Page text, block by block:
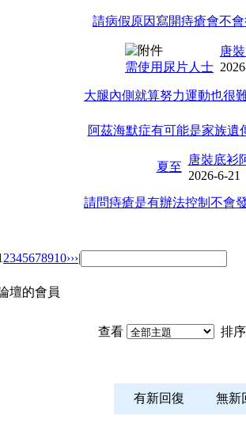
請病假原因寫開痔瘡會不會
需使用尿片人士
唐
大腿內側就算努力運動也很
阿茲海默症有可能是家族遺
夏至
唐裝底衫
2026-6-21
請問痔瘡是有辦法控制不會
2345678910›››|
壇的會員
查看 排
有新回復 無